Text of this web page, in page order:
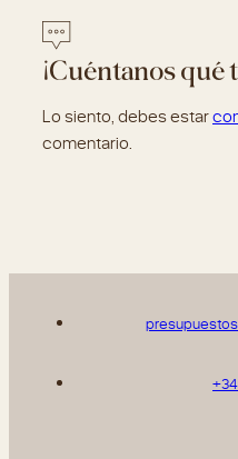
¡Cuéntanos
Lo siento, debes estar
comentario.